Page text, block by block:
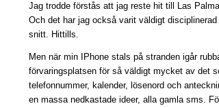
Jag trodde förstås att jag reste hit till Las
Och det har jag också varit väldigt
snitt. Hittills.
Men när min IPhone stals på stranden igår
förvaringsplatsen för så väldigt mycket av det
telefonnummer, kalender, lösenord och
en massa nedkastade ideer, alla gamla sms.